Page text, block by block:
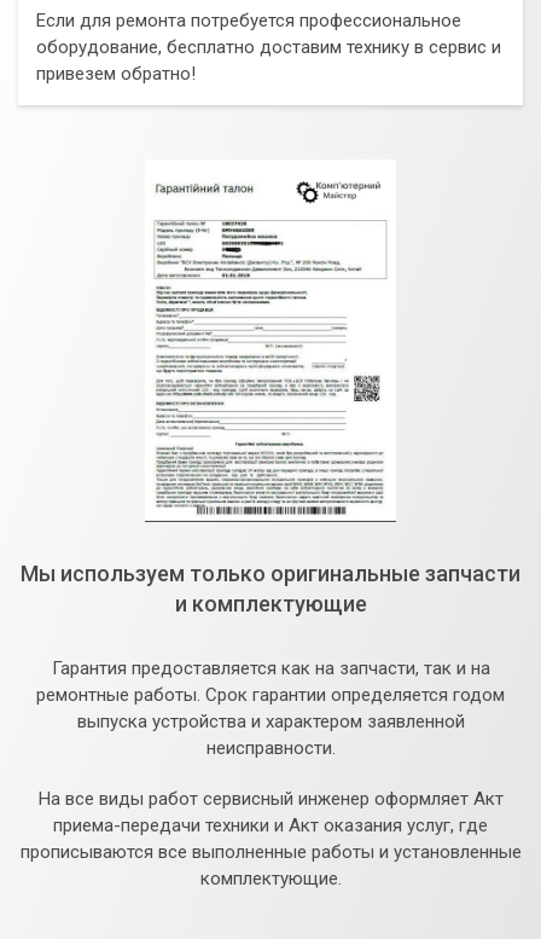
Если для ремонта потребуется профессиональное
оборудование, бесплатно доставим технику в сервис и
привезем обратно!
Мы используем только оригинальные запчасти
и комплектующие
Гарантия предоставляется как на запчасти, так и на
ремонтные работы. Срок гарантии определяется годом
выпуска устройства и характером заявленной
неисправности.
На все виды работ сервисный инженер оформляет Акт
приема-передачи техники и Акт оказания услуг, где
прописываются все выполненные работы и установленные
комплектующие.